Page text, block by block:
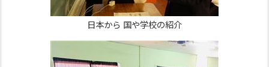
日本から 国や学校の紹介